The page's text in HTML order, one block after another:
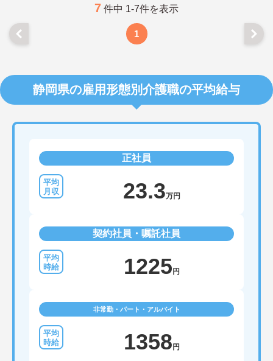
7 件中 1-7件を表示
1
静岡県の雇用形態別介護職の平均給与
正社員
23.3万円
契約社員・嘱託社員
1225円
非常勤・パート・アルバイト
1358円